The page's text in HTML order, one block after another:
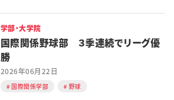
学部・大学院
国際関係野球部 ３季連続でリーグ優
勝
2026年06月22日
国際関係学部 野球